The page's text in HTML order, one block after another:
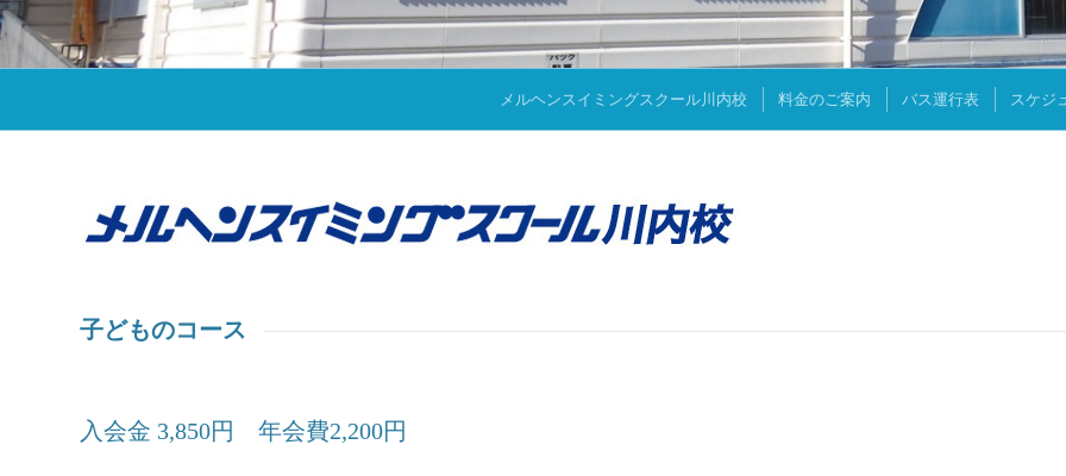
メルヘンスイミングスクール川内校 料金のご案内 バス運行表 スケジ
子どものコース
入会金 3,850円 年会費2,200円